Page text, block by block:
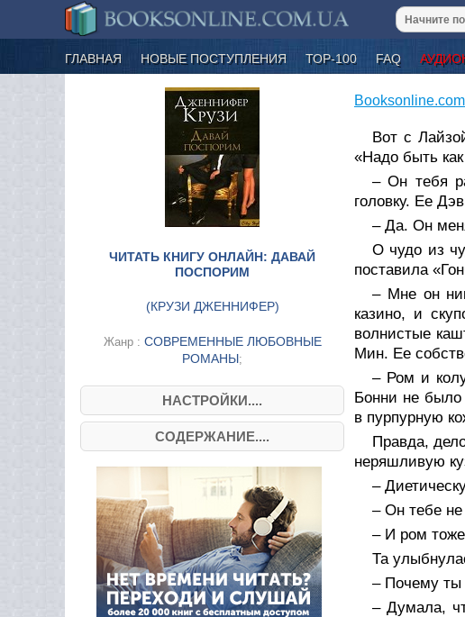
ГЛАВНАЯ НОВЫЕ ПОСТУПЛЕНИЯ ТОР-100 FAQ
ЧИТАТЬ КНИГУ ОНЛАЙН: ДАВАЙ
ПОСПОРИМ
(КРУЗИ ДЖЕННИФЕР)
Жанр : СОВРЕМЕННЫЕ ЛЮБОВНЫЕ
РОМАНЫ;
НАСТРОЙКИ....
СОДЕРЖАНИЕ....
Вот с
«Надо быть
– Он тебя
головку. Ее
– Да. Он
О чудо из
поставила
– Мне он
казино, и
волнистые
Мин. Ее
– Ром и
Бонни не было
в пурпурную
Правда,
неряшливую
–
– Он тебе
– И ром
Та
– Почему ты
– Думала,